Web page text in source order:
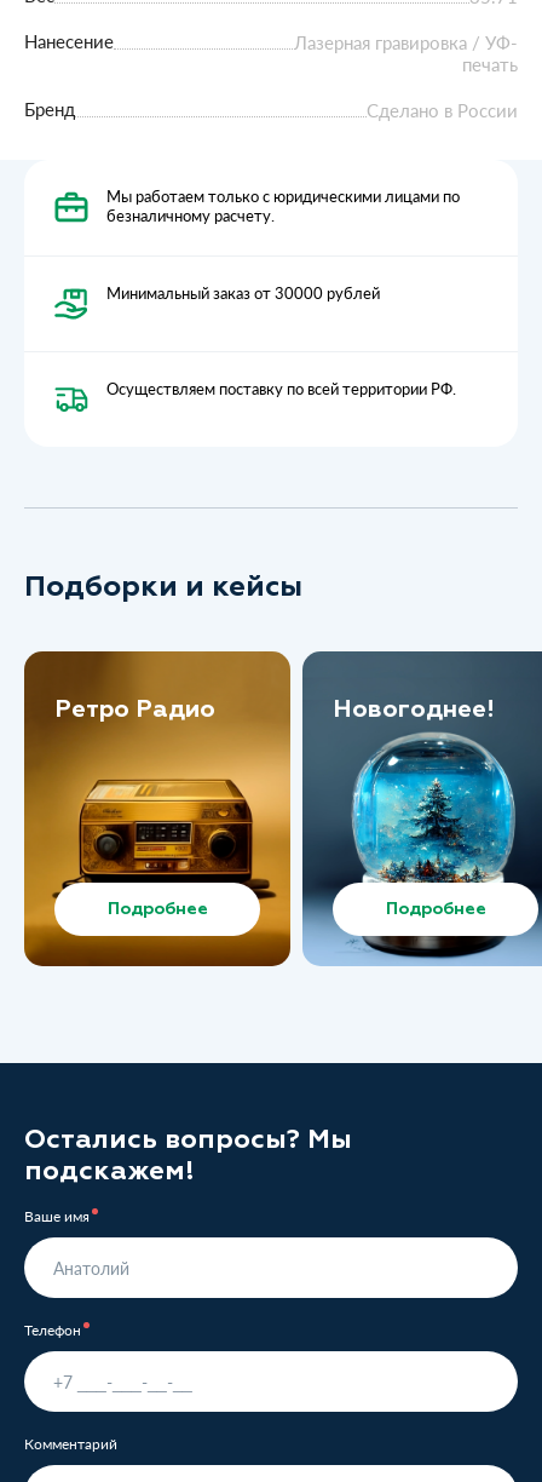
Мы работаем только с юридическими лицами по
безналичному расчету.
Минимальный заказ от 30000 рублей
Осуществляем поставку по всей территории РФ.
Нанесение
Лазерная гравировка / УФ-
печать
Бренд
Сделано в России
Подборки и кейсы
Ретро Радио
Подробнее
Новогоднее!
Подробнее
Остались вопросы? Мы
подскажем!
Ваше имя
Телефон
Комментарий